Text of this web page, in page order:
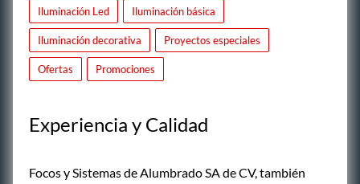
Iluminación Led Iluminación básica
Iluminación decorativa Proyectos especiales
Ofertas Promociones
Experiencia y Calidad
Focos y Sistemas de Alumbrado SA de CV, también